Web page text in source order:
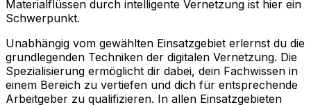
Materialflüssen durch intelligente Vernetzung ist hier ein
Schwerpunkt.
Unabhängig vom gewählten Einsatzgebiet erlernst du die
grundlegenden Techniken der digitalen Vernetzung. Die
Spezialisierung ermöglicht dir dabei, dein Fachwissen in
einem Bereich zu vertiefen und dich für entsprechende
Arbeitgeber zu qualifizieren. In allen Einsatzgebieten